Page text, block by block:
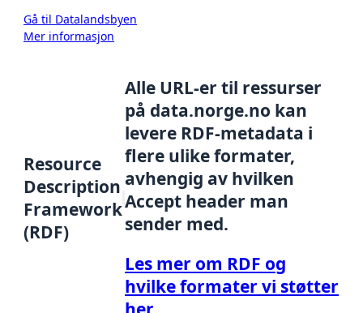
Gå til Datalandsbyen
Mer informasjon
Resource
Description
Framework
(RDF)
Alle URL-er til ressurser
på data.norge.no kan
levere RDF-metadata i
flere ulike formater,
avhengig av hvilken
Accept header man
sender med.
Les mer om RDF og
hvilke formater vi støtter